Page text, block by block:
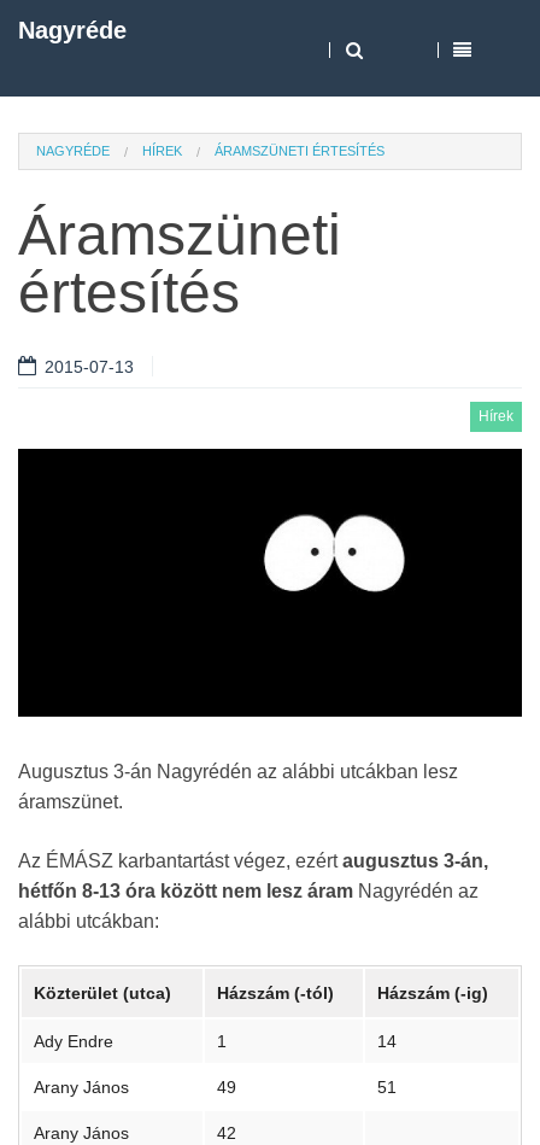
Nagyréde
NAGYRÉDE HÍREK ÁRAMSZÜNETI ÉRTESÍTÉS
Áramszüneti
értesítés
2015-07-13
Hírek
Augusztus 3-án Nagyrédén az alábbi utcákban lesz
áramszünet.
Az ÉMÁSZ karbantartást végez, ezértaugusztus 3-án,
hétfőn 8-13 óra között nem lesz áram Nagyrédén az
alábbi utcákban:
Közterület (utca) Házszám (-tól) Házszám (-ig)
Ady Endre 1 14
Arany János 49 51
Arany János 42